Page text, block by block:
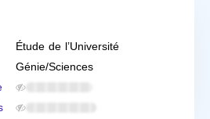
Étude de l’Université
Génie/Sciences